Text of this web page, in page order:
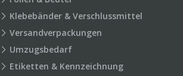
Klebebänder & Verschlussmittel
Versandverpackungen
Umzugsbedarf
Etiketten & Kennzeichnung